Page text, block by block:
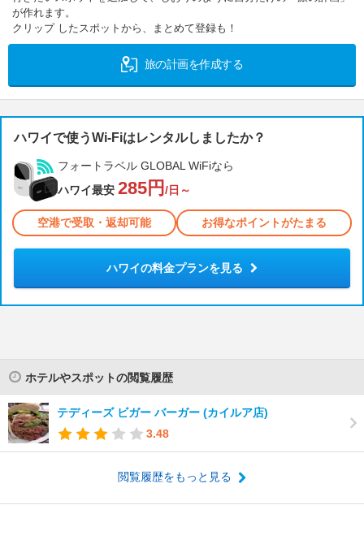
が作れます。
クリップ したスポットから、まとめて登録も！
旅の計画を作成する
ハワイで使うWi-Fiはレンタルしましたか？
フォートラベル GLOBAL WiFiなら
ハワイ最安 285円 /日～
空港で受取・返却可能 お得なポイントがたまる
ハワイの料金プランを見る
ホテルやスポットの閲覧履歴
テディーズ ビガー バーガー (カイルア店)
3.48
閲覧履歴をもっと見る